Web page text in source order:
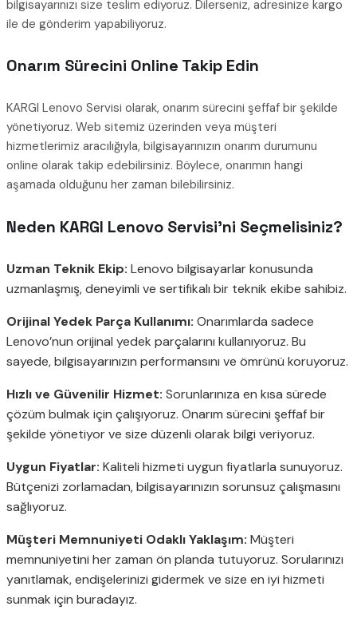
bilgisayarınızı size teslim ediyoruz. Dilerseniz, adresinize kargo
ile de gönderim yapabiliyoruz.
Onarım Sürecini Online Takip Edin
KARGI Lenovo Servisi olarak, onarım sürecini şeffaf bir şekilde
yönetiyoruz. Web sitemiz üzerinden veya müşteri
hizmetlerimiz aracılığıyla, bilgisayarınızın onarım durumunu
online olarak takip edebilirsiniz. Böylece, onarımın hangi
aşamada olduğunu her zaman bilebilirsiniz.
Neden KARGI Lenovo Servisi’ni Seçmelisiniz?
Uzman Teknik Ekip: Lenovo bilgisayarlar konusunda
uzmanlaşmış, deneyimli ve sertifikalı bir teknik ekibe sahibiz.
Orijinal Yedek Parça Kullanımı: Onarımlarda sadece
Lenovo’nun orijinal yedek parçalarını kullanıyoruz. Bu
sayede, bilgisayarınızın performansını ve ömrünü koruyoruz.
Hızlı ve Güvenilir Hizmet: Sorunlarınıza en kısa sürede
çözüm bulmak için çalışıyoruz. Onarım sürecini şeffaf bir
şekilde yönetiyor ve size düzenli olarak bilgi veriyoruz.
Uygun Fiyatlar: Kaliteli hizmeti uygun fiyatlarla sunuyoruz.
Bütçenizi zorlamadan, bilgisayarınızın sorunsuz çalışmasını
sağlıyoruz.
Müşteri Memnuniyeti Odaklı Yaklaşım: Müşteri
memnuniyetini her zaman ön planda tutuyoruz. Sorularınızı
yanıtlamak, endişelerinizi gidermek ve size en iyi hizmeti
sunmak için buradayız.